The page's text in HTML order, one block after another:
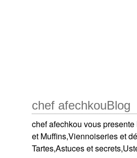
chef afechkouBlog
chef afechkou vous
et Muffins,Viennoiseries et
Tartes,Astuces et